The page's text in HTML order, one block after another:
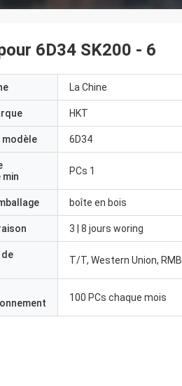
6D34 SK200 - 6
La Chine
HKT
modèle 6D34
min
PCs 1
boîte en bois
3 | 8 jours woring
T/T, Western Union, RMB
100 PCs chaque mois